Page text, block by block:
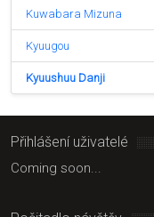
Kuwabara Mizuna
Kyuugou
Kyuushuu Danji
Přihlášení uživatelé
Coming soon...